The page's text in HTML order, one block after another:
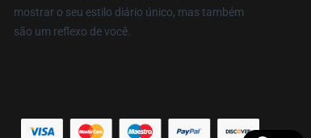
mostrar o seu estilo diário único, mas também
são um reflexo de você.